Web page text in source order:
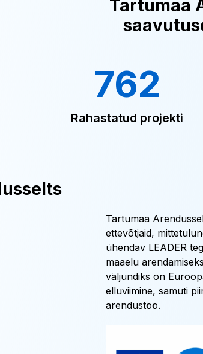
Tartumaa
762
Rahastatud projekti
Tartumaa
ettevõtjaid,
ühendav LEADER
maaelu
väljundiks on
elluviimine, samuti
arendustöö.